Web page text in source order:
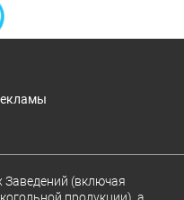
Заведений (включая